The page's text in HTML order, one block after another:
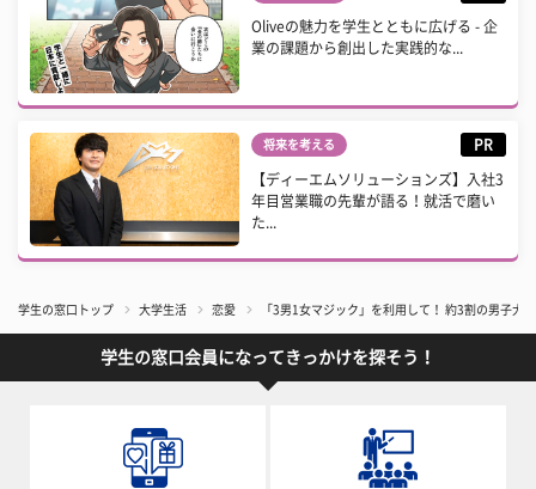
Oliveの魅力を学生とともに広げる - 企
業の課題から創出した実践的な...
将来を考える PR
【ディーエムソリューションズ】入社3
年目営業職の先輩が語る！就活で磨い
た...
学生の窓口トップ 大学生活 恋愛 「3男1女マジック」を利用して！ 約3割の男子
学生の窓口会員になってきっかけを探そう！